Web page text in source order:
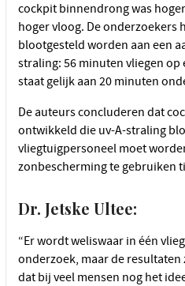
cockpit binnendrong was
hoger vloog. De onderzoekers
blootgesteld worden aan een
straling: 56 minuten vliegen op
staat gelijk aan 20 minuten
De auteurs concluderen dat cockpit-ramen moeten worden
ontwikkeld die uv-A-straling
vliegtuigpersoneel moet
zonbescherming te gebruiken
Dr. Jetske Ultee:
“Er wordt weliswaar in één vliegtuig gemeten in dit
onderzoek, maar de
dat bij veel mensen nog het